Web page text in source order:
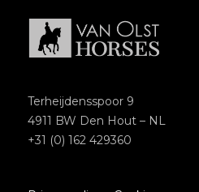
Terheijdensspoor 9
4911 BW Den Hout – NL
+31 (0) 162 429360